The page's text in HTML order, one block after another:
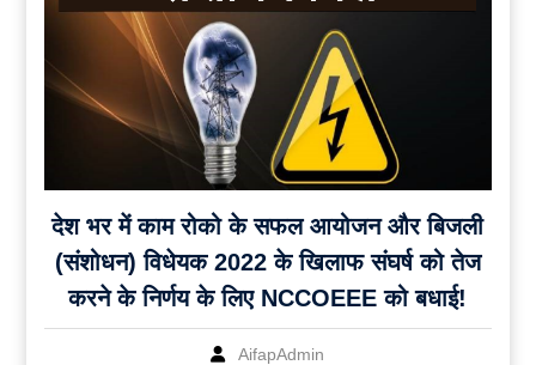
देश भर में काम रोको के सफल आयोजन और बिजली
(संशोधन) विधेयक 2022 के खिलाफ संघर्ष को तेज
करने के निर्णय के लिए NCCOEEE को बधाई!
AifapAdmin